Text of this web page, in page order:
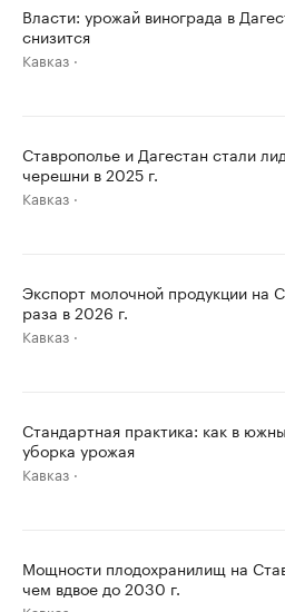
Власти: урожай винограда в
снизится
Кавказ
Ставрополье и Дагестан стали
черешни в 2025 г.
Кавказ
Экспорт молочной продукции на
раза в 2026 г.
Кавказ
Стандартная практика: как в
уборка урожая
Кавказ
Мощности плодохранилищ на
чем вдвое до 2030 г.